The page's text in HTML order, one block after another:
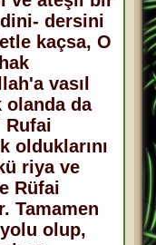
dersini
kaçsa, O
vasıl
olanda da
Rufai
olduklarını
riya ve
Rüfai
Tamamen
olup,